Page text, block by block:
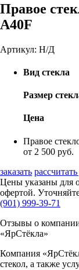
Правое
A40F
Артикул: Н/Д
Вид стекла
Размер
Цена
Правое
от 2 500 руб.
заказать
Цены указаны для
офертой.
(901) 999-39-71
Отзывы о
«ЯрСтёкла»
Компания
стекол, а также